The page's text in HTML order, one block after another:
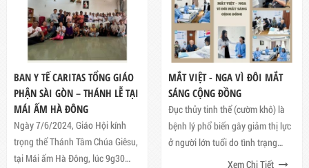
BAN Y TẾ CARITAS TỔNG GIÁO
PHẬN SÀI GÒN – THÁNH LỄ TẠI
MÁI ẤM HÀ ĐÔNG
Ngày 7/6/2024, Giáo Hội kính
trọng thể Thánh Tâm Chúa Giêsu,
tại Mái ấm Hà Đông, lúc 9g30
MẮT VIỆT - NGA VÌ ĐÔI MẮT
SÁNG CỘNG ĐỒNG
Đục thủy tinh thể (cườm khô) là
bệnh lý phổ biến gây giảm thị lực
ở người lớn tuổi do tình trạng
thoái hóa mắt và là nguyên nhân
Xem Chi Tiết